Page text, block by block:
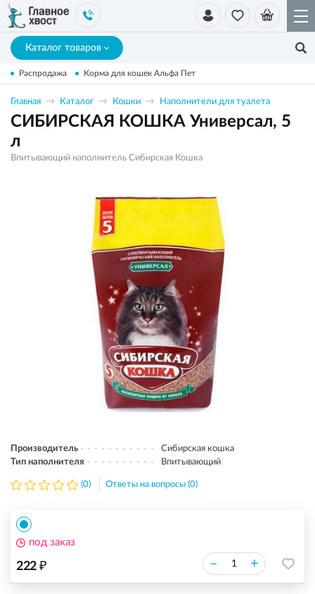
Каталог товаров
Распродажа Корма для кошек Альфа Пет
Главная Каталог Кошки Наполнители для туалета
СИБИРСКАЯ КОШКА Универсал, 5
л
Впитывающий наполнитель Сибирская Кошка
Производитель
Сибирская кошка
Тип наполнителя
Впитывающий
(0) Ответы на вопросы (0)
222 ₽ – +
под заказ